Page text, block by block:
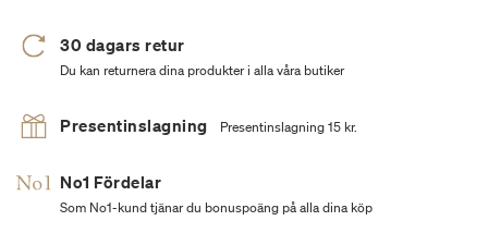
30 dagars retur
Du kan returnera dina produkter i alla våra butiker
Presentinslagning Presentinslagning 15 kr.
No1 Fördelar
Som No1-kund tjänar du bonuspoäng på alla dina köp